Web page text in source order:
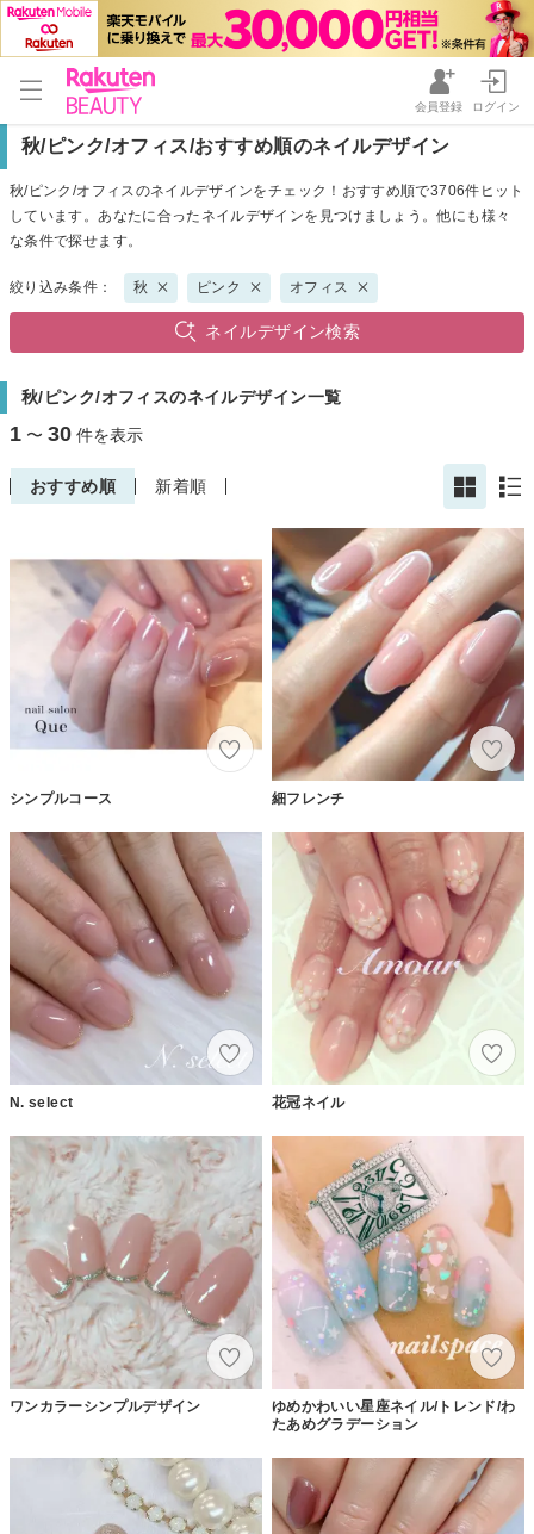
会員登録 ログイン
秋/ピンク/オフィス/おすすめ順のネイルデザイン
秋/ピンク/オフィスのネイルデザインをチェック！おすすめ順で3706件ヒット
しています。あなたに合ったネイルデザインを見つけましょう。他にも様々
な条件で探せます。
絞り込み条件： 秋 ピンク オフィス
ネイルデザイン検索
秋/ピンク/オフィスのネイルデザイン一覧
1 〜 30 件を表示
おすすめ順 新着順
シンプルコース 細フレンチ
N. select 花冠ネイル
ワンカラーシンプルデザイン
ゆめかわいい星座ネイル/トレンド/わ
たあめグラデーション